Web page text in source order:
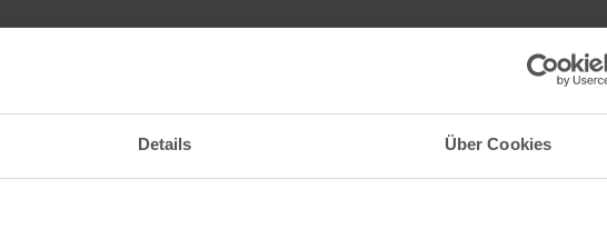
Details Über Cookies